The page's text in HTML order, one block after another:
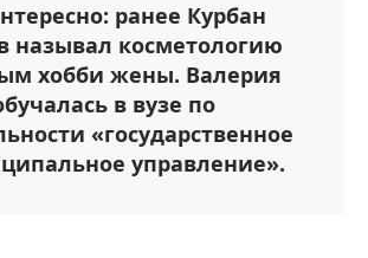
ранее Курбан
называл косметологию
хобби жены. Валерия
в вузе по
«государственное
управление».